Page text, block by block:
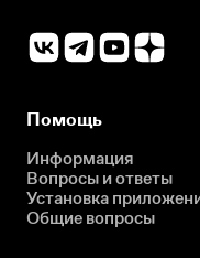
Помощь
Информация
Вопросы и ответы
Установка
Общие вопросы